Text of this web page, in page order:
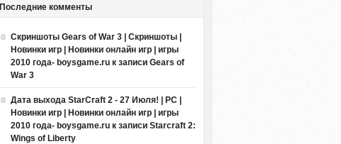
Последние комменты
Скриншоты Gears of War 3 | Скриншоты |
Новинки игр | Новинки онлайн игр | игры
2010 года- boysgame.ru к записи Gears of
War 3
Дата выхода StarCraft 2 - 27 Июля! | PC |
Новинки игр | Новинки онлайн игр | игры
2010 года- boysgame.ru к записи Starcraft 2:
Wings of Liberty